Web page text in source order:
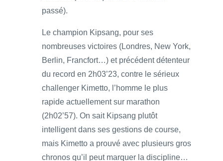
passé).
Le champion Kipsang, pour ses
nombreuses victoires (Londres, New York,
Berlin, Francfort…) et précédent détenteur
du record en 2h03’23, contre le sérieux
challenger Kimetto, l’homme le plus
rapide actuellement sur marathon
(2h02’57). On sait Kipsang plutôt
intelligent dans ses gestions de course,
mais Kimetto a prouvé avec plusieurs gros
chronos qu’il peut marquer la discipline…